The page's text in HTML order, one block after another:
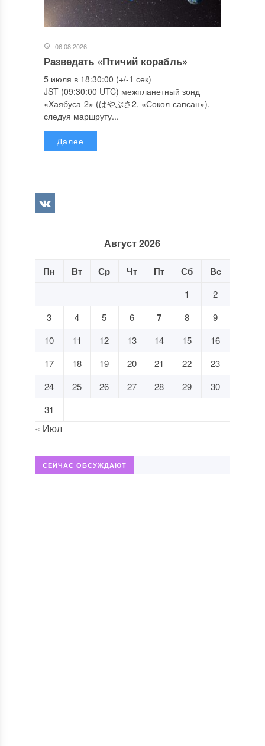
06.08.2026
Разведать «Птичий корабль»
5 июля в 18:30:00 (+/-1 сек)
JST (09:30:00 UTC) межпланетный зонд
«Хаябуса-2» (はやぶさ2, «Сокол-сапсан»),
следуя маршруту...
Далее
Август 2026
Пн Вт Ср Чт Пт Сб Вс
1
2
3
4 5 6 7 8
9
10
11 12 13 14 15
16
17
18 19 20 21 22
23
24
25 26 27 28 29
30
31
« Июл
СЕЙЧАС ОБСУЖДАЮТ